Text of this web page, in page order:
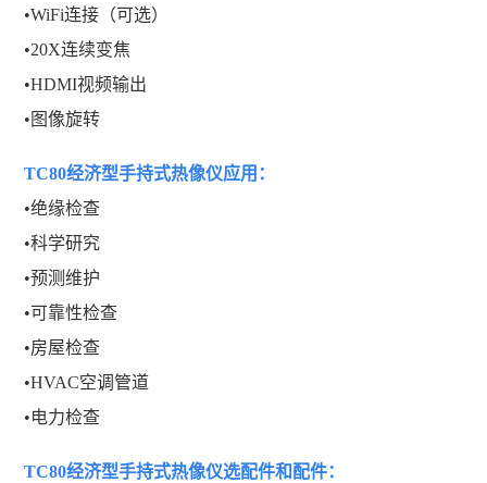
•WiFi连接（可选）
•20X连续变焦
•HDMI视频输出
•图像旋转
TC80经济型手持式热像仪应用：
•绝缘检查
•科学研究
•预测维护
•可靠性检查
•房屋检查
•HVAC空调管道
•电力检查
TC80经济型手持式热像仪选配件和配件：